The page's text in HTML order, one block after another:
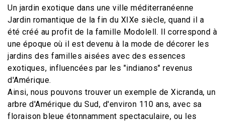
Un jardin exotique dans une ville méditerranéenne
Jardin romantique de la fin du XIXe siècle, quand il a
été créé au profit de la famille Modolell. Il correspond à
une époque où il est devenu à la mode de décorer les
jardins des familles aisées avec des essences
exotiques, influencées par les "indianos" revenus
d'Amérique.
Ainsi, nous pouvons trouver un exemple de Xicranda, un
arbre d'Amérique du Sud, d'environ 110 ans, avec sa
floraison bleue étonnamment spectaculaire, ou les